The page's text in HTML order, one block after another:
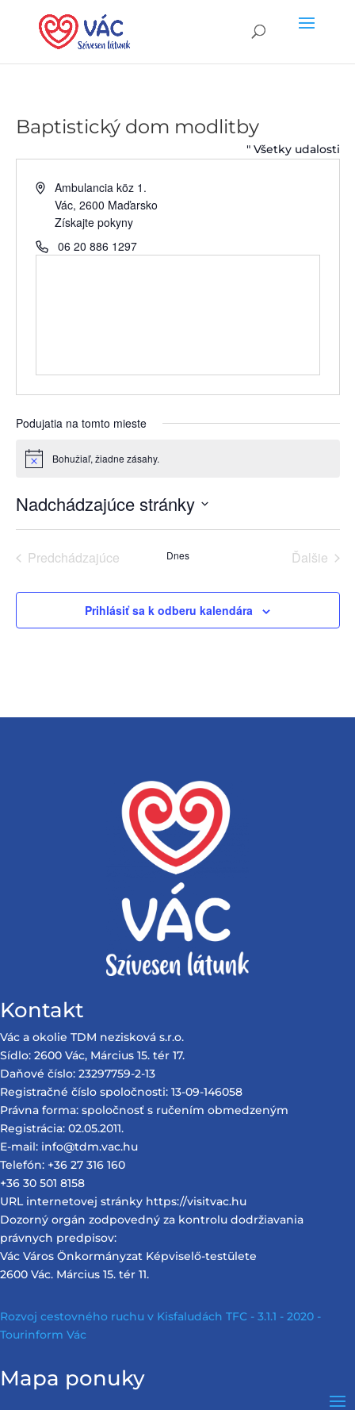
Baptistický dom modlitby
" Všetky udalosti
AddressAmbulancia köz 1.
Vác, 2600 Maďarsko
Získajte pokyny
Telefón06 20 886 1297
Podujatia na tomto mieste
Notice Bohužiaľ, žiadne zásahy.
Nadchádzajúce stránky
Predchádzajúce
Dnes
Ďalšie
Prihlásiť sa k odberu kalendára
Kontakt
Vác a okolie TDM nezisková s.r.o.
Sídlo: 2600 Vác, Március 15. tér 17.
Daňové číslo: 23297759-2-13
Registračné číslo spoločnosti: 13-09-146058
Právna forma: spoločnosť s ručením obmedzeným
Registrácia: 02.05.2011.
E-mail: info@tdm.vac.hu
Telefón: +36 27 316 160
+36 30 501 8158
URL internetovej stránky https://visitvac.hu
Dozorný orgán zodpovedný za kontrolu dodržiavania
právnych predpisov:
Vác Város Önkormányzat Képviselő-testülete
2600 Vác. Március 15. tér 11.
Rozvoj cestovného ruchu v Kisfaludách TFC - 3.1.1 - 2020 -
Tourinform Vác
Mapa ponuky